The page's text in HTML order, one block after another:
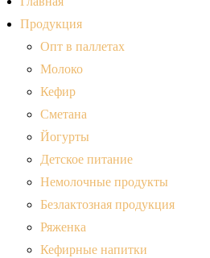
Продукция
Опт в паллетах
Молоко
Кефир
Сметана
Йогурты
Детское питание
Немолочные продукты
Безлактозная продукция
Ряженка
Кефирные напитки